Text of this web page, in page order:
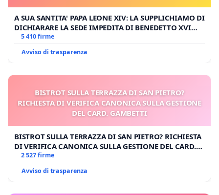
A SUA SANTITA' PAPA LEONE XIV: LA SUPPLICHIAMO DI
DICHIARARE LA SEDE IMPEDITA DI BENEDETTO XVI
E/O DI FAR APRIRE IL RELATIVO PROCESSO
5 410 firme
Avviso di trasparenza
BISTROT SULLA TERRAZZA DI SAN PIETRO?
RICHIESTA DI VERIFICA CANONICA SULLA GESTIONE
DEL CARD. GAMBETTI
BISTROT SULLA TERRAZZA DI SAN PIETRO? RICHIESTA
DI VERIFICA CANONICA SULLA GESTIONE DEL CARD.
GAMBETTI
2 527 firme
Avviso di trasparenza